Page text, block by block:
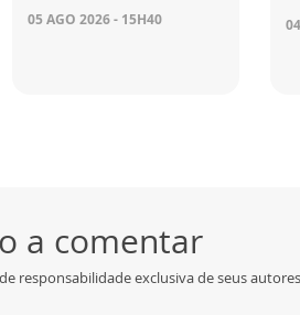
05 AGO 2026 - 15H40
a comentar
responsabilidade exclusiva de seus